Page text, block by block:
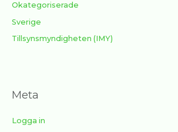
Okategoriserade
Sverige
Tillsynsmyndigheten (IMY)
Meta
Logga in